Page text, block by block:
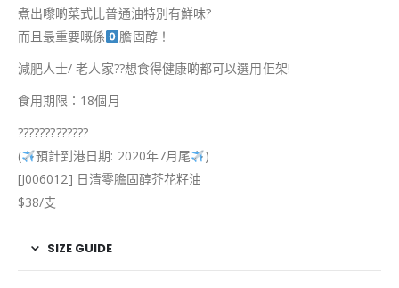
煮出嚟啲菜式比普通油特別有鮮味?
而且最重要嘅係
膽固醇！
減肥人士/ 老人家??想食得健康啲都可以選用佢架!
食用期限：18個月
?????????????
(
預計到港日期: 2020年7月尾
)
[J006012] 日清零膽固醇芥花籽油
$38/支
SIZE GUIDE